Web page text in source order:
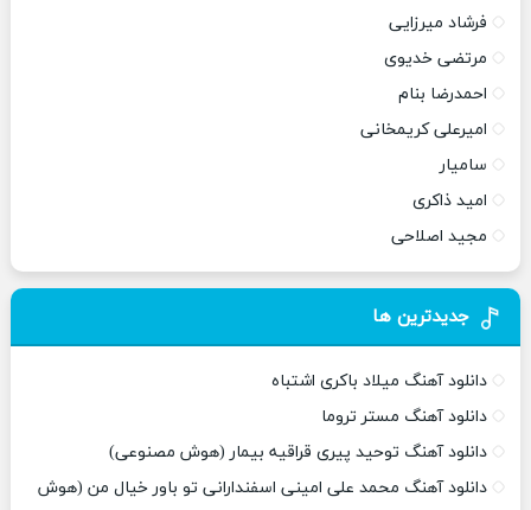
فرشاد میرزایی
مرتضی خدیوی
احمدرضا بنام
امیرعلی کریمخانی
سامیار
امید ذاکری
مجید اصلاحی
جدیدترین ها
دانلود آهنگ میلاد باکری اشتباه
دانلود آهنگ مستر تروما
دانلود آهنگ توحید پیری قراقیه بیمار (هوش مصنوعی)
دانلود آهنگ محمد علی امینی اسفندارانی تو باور خیال من (هوش